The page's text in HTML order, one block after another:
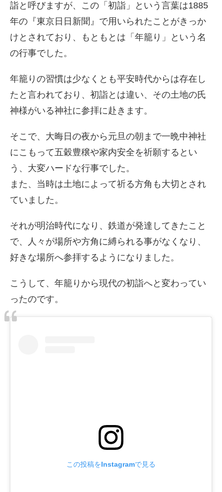
詣と呼びますが、この「初詣」という言葉は1885
年の『東京日日新聞』で用いられたことがきっか
けとされており、もともとは「年籠り」という名
の行事でした。
年籠りの習慣は少なくとも平安時代からは存在し
たと言われており、初詣とは違い、その土地の氏
神様がいる神社に参拝に赴きます。
そこで、大晦日の夜から元旦の朝まで一晩中神社
にこもって五穀豊穣や家内安全を祈願するとい
う、大変ハードな行事でした。
また、当時は土地によって祈る方角も大切とされ
ていました。
それが明治時代になり、鉄道が発達してきたこと
で、人々が場所や方角に縛られる事がなくなり、
好きな場所へ参拝するようになりました。
こうして、年籠りから現代の初詣へと変わってい
ったのです。
この投稿をInstagramで見る